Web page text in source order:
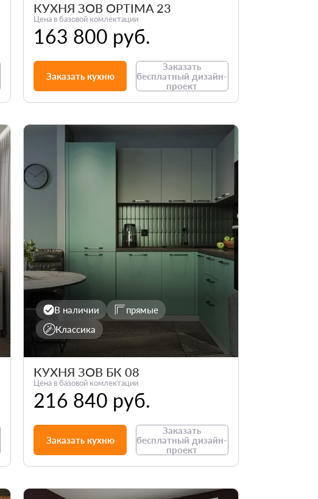
КУХНЯ ЗОВ OPTIMA 23
Цена в базовой комлектации
163 800 руб.
Заказать кухню
Заказать
бесплатный дизайн-
проект
В наличии
прямые
Классика
КУХНЯ ЗОВ БК 08
Цена в базовой комлектации
216 840 руб.
Заказать кухню
Заказать
бесплатный дизайн-
проект